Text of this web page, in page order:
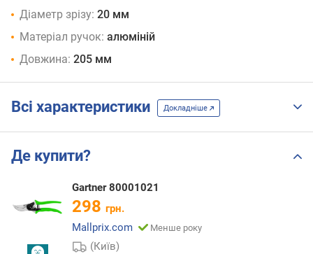
Діаметр зрізу: 20 мм
Матеріал ручок: алюміній
Довжина: 205 мм
Всі характеристики Докладніше
Де купити?
Gartner 80001021
298 грн.
Mallprix.com
Менше року
(Київ)